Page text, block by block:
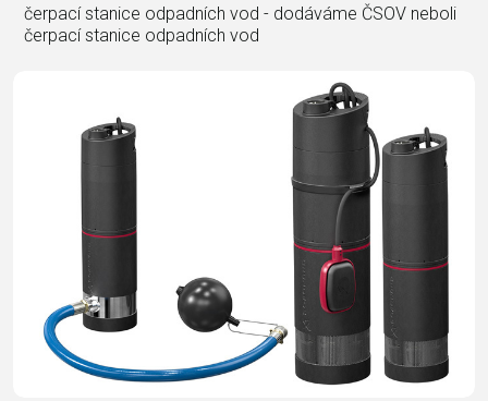
čerpací stanice odpadních vod - dodáváme ČSOV neboli
čerpací stanice odpadních vod